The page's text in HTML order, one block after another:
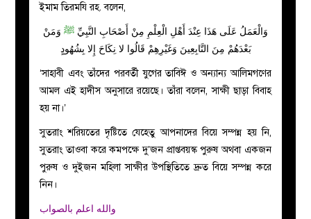
ইমাম তিরমযি রহ. বলেন,
وَالْعَمَلُ عَلَى هَذَا عِنْدَ أَهْلِ الْعِلْمِ مِنْ أَصْحَابِ النَّبِيِّ ﷺ وَمَنْ
بَعْدَهُمْ مِنَ التَّابِعِينَ وَغَيْرِهِمْ قَالُوا لا نِكَاحَ إِلا بِشُهُودٍ
‘সাহাবী এবং তাঁদের পরবর্তী যুগের তাবিঈ ও অন্যান্য আলিমগণের
আমল এই হাদীস অনুসারে রয়েছে। তাঁরা বলেন, সাক্ষী ছাড়া বিবাহ
হয় না।’
সুতরাং শরিয়তের দৃষ্টিতে যেহেতু আপনাদের বিয়ে সম্পন্ন হয় নি,
সুতরাং তাওবা করে কমপক্ষে দু’জন প্রাপ্তবয়স্ক পুরুষ অথবা একজন
পুরুষ ও দুইজন মহিলা সাক্ষীর উপস্থিতিতে দ্রুত বিয়ে সম্পন্ন করে
নিন।
والله اعلم بالصواب